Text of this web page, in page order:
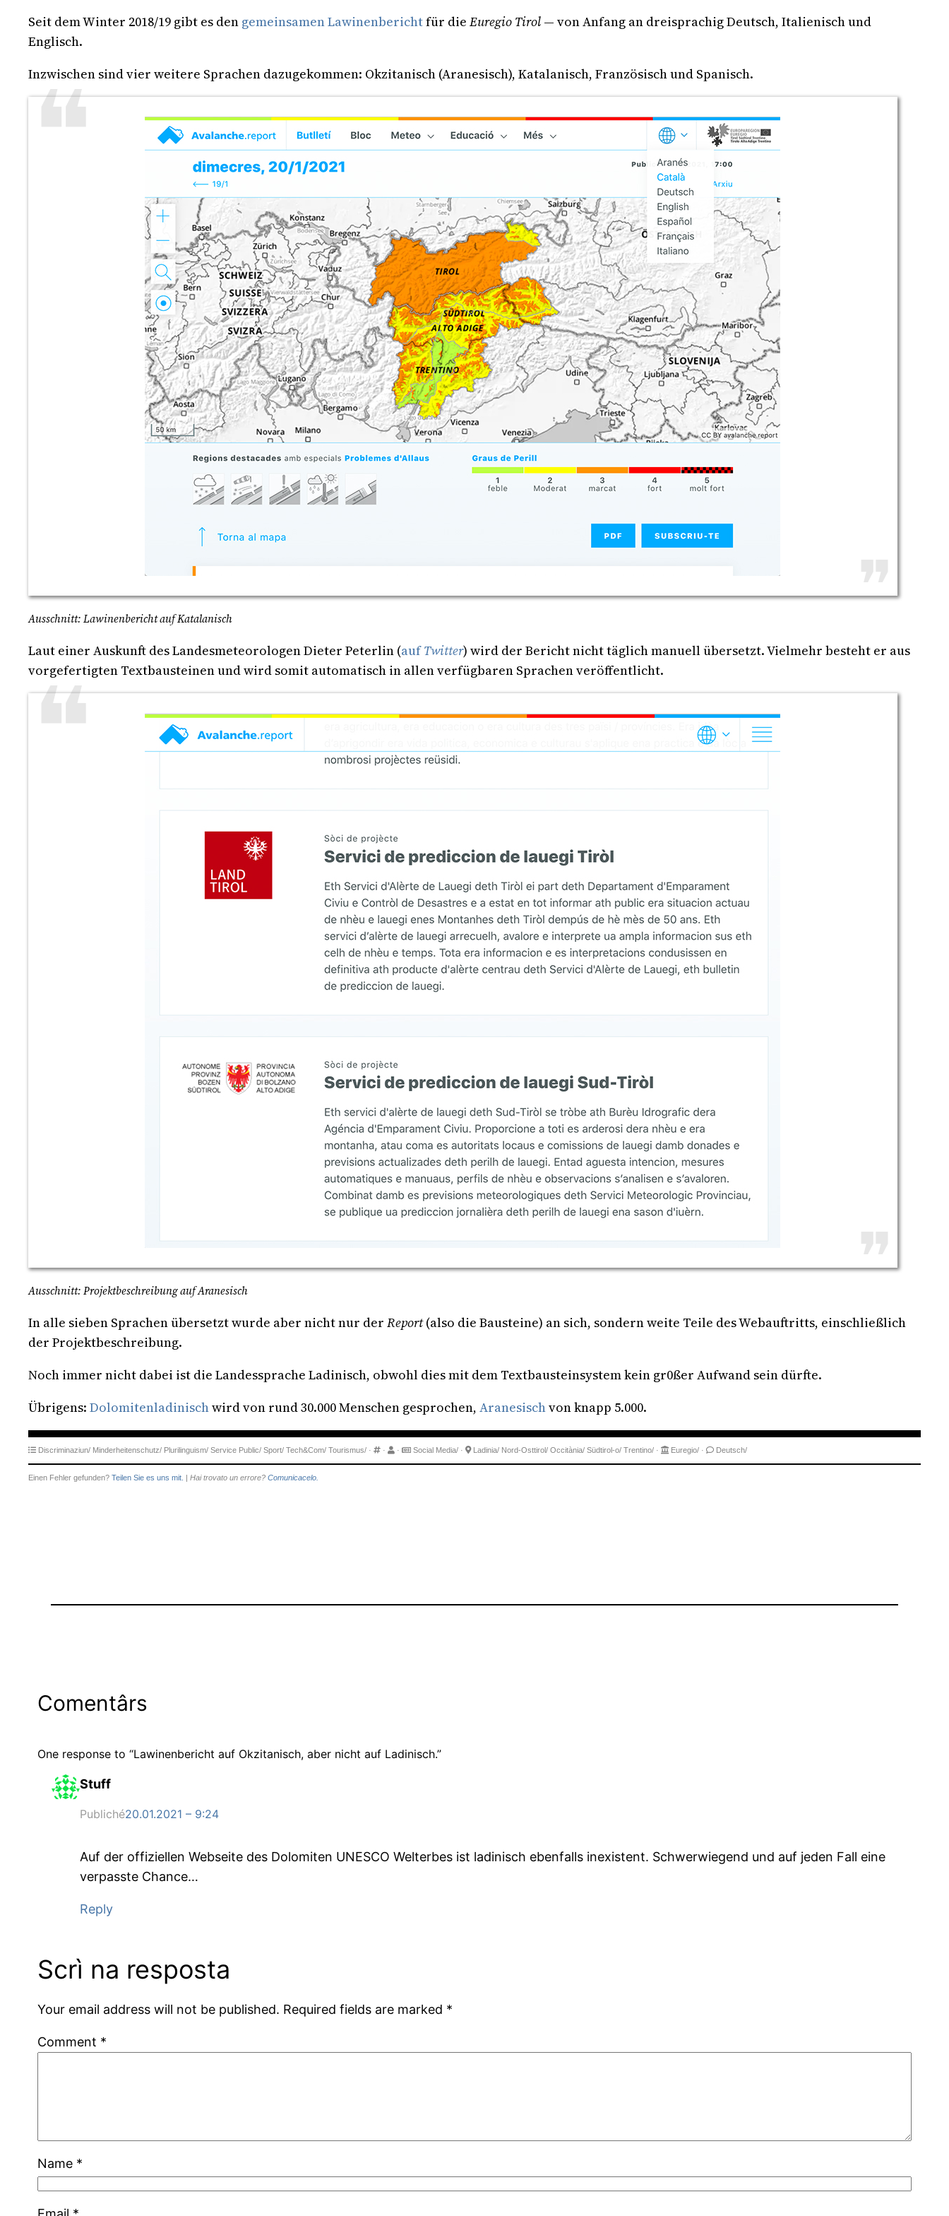
Seit dem Winter 2018/19 gibt es den gemeinsamen Lawinenberichtfür die Euregio Tirol — von Anfang an dreisprachig Deutsch, Italienisch und
Englisch.
Inzwischen sind vier weitere Sprachen dazugekommen: Okzitanisch (Aranesisch), Katalanisch, Französisch und Spanisch.
Ausschnitt: Lawinenbericht auf Katalanisch
Laut einer Auskunft des Landesmeteorologen Dieter Peterlin (aufTwitter) wird der Bericht nicht täglich manuell übersetzt. Vielmehr besteht er aus
vorgefertigten Textbausteinen und wird somit automatisch in allen verfügbaren Sprachen veröffentlicht.
Ausschnitt: Projektbeschreibung auf Aranesisch
In alle sieben Sprachen übersetzt wurde aber nicht nur der Report(also die Bausteine) an sich, sondern weite Teile des Webauftritts, einschließlich
der Projektbeschreibung.
Noch immer nicht dabei ist die Landessprache Ladinisch, obwohl dies mit dem Textbausteinsystem kein gr0ßer Aufwand sein dürfte.
Übrigens: Dolomitenladinischwird von rund 30.000 Menschen gesprochen, Aranesischvon knapp 5.000.
Discriminaziun/ Minderheitenschutz/ Plurilinguism/ Service Public/ Sport/ Tech&Com/ Tourismus/ · · · Social Media/ · Ladinia/ Nord-Osttirol/ Occitània/ Südtirol-o/ Trentino/ · Euregio/ · Deutsch/
Einen Fehler gefunden? Teilen Sie es uns mit. | Hai trovato un errore? Comunicacelo.
Comentârs
One response to “Lawinenbericht auf Okzitanisch, aber nicht auf Ladinisch.”
Stuff
Publiché20.01.2021 – 9:24
Auf der offiziellen Webseite des Dolomiten UNESCO Welterbes ist ladinisch ebenfalls inexistent. Schwerwiegend und auf jeden Fall eine
verpasste Chance…
Reply
Scrì na resposta
Your email address will not be published. Required fields are marked *
Comment *
Name *